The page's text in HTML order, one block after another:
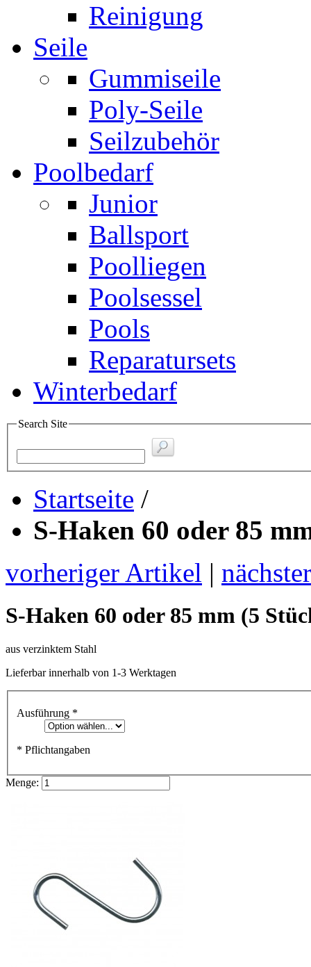
Reinigung
Seile
Gummiseile
Poly-Seile
Seilzubehör
Poolbedarf
Junior
Ballsport
Poolliegen
Poolsessel
Pools
Reparatursets
Winterbedarf
Search Site
Startseite /
S-Haken 60 oder 85
vorheriger Artikel |
S-Haken 60 oder 85 mm (5
aus verzinktem Stahl
Lieferbarinnerhalb von 1-3 Werktagen
Ausführung *
* Pflichtangaben
Menge: